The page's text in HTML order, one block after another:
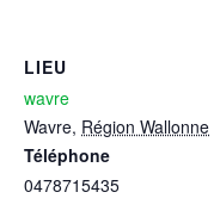
LIEU
wavre
Wavre, Région Wallonne
Téléphone
0478715435